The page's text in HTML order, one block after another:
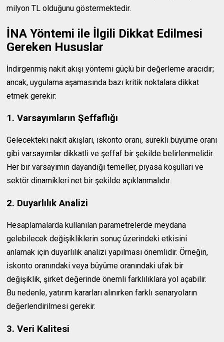
milyon TL olduğunu göstermektedir.
İNA Yöntemi ile İlgili Dikkat Edilmesi
Gereken Hususlar
İndirgenmiş nakit akışı yöntemi güçlü bir değerleme aracıdır;
ancak, uygulama aşamasında bazı kritik noktalara dikkat
etmek gerekir:
1. Varsayımların Şeffaflığı
Gelecekteki nakit akışları, iskonto oranı, sürekli büyüme oranı
gibi varsayımlar dikkatli ve şeffaf bir şekilde belirlenmelidir.
Her bir varsayımın dayandığı temeller, piyasa koşulları ve
sektör dinamikleri net bir şekilde açıklanmalıdır.
2. Duyarlılık Analizi
Hesaplamalarda kullanılan parametrelerde meydana
gelebilecek değişikliklerin sonuç üzerindeki etkisini
anlamak için duyarlılık analizi yapılması önemlidir. Örneğin,
iskonto oranındaki veya büyüme oranındaki ufak bir
değişiklik, şirket değerinde önemli farklılıklara yol açabilir.
Bu nedenle, yatırım kararları alınırken farklı senaryoların
değerlendirilmesi gerekir.
3. Veri Kalitesi